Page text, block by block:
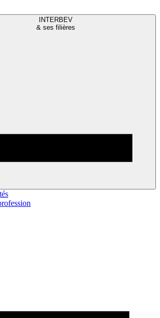
INTERBEV
& ses filières